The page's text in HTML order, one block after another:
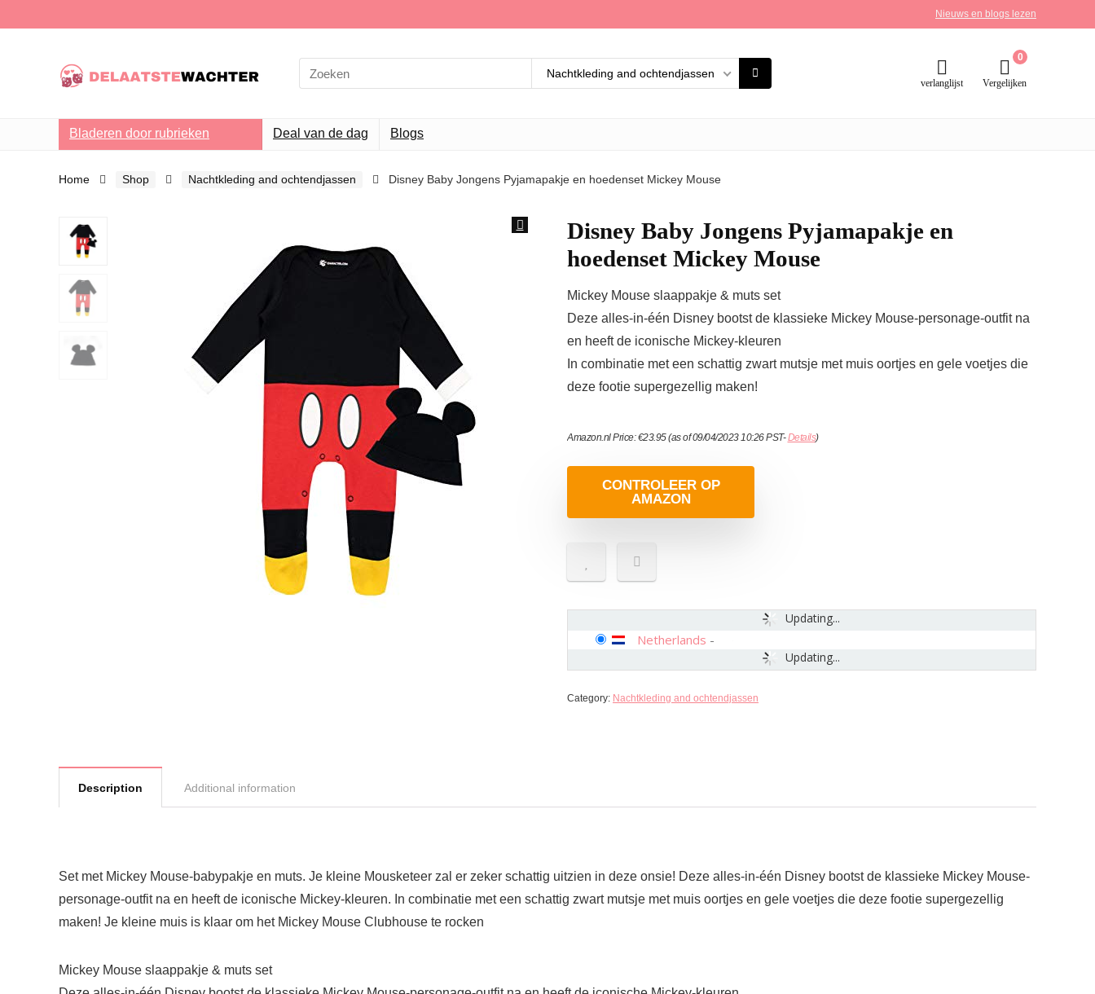
Nieuws en blogs lezen
Search
for:
Nachtkleding and ochtendjassen
verlanglijst
0
Vergelijken
Bladeren door rubrieken Deal van de dag Blogs
Home Shop Nachtkleding and ochtendjassen Disney Baby Jongens Pyjamapakje en hoedenset Mickey Mouse
Disney Baby Jongens Pyjamapakje en
hoedenset Mickey Mouse
Mickey Mouse slaappakje & muts set
Deze alles-in-één Disney bootst de klassieke Mickey Mouse-personage-outfit na
en heeft de iconische Mickey-kleuren
In combinatie met een schattig zwart mutsje met muis oortjes en gele voetjes die
deze footie supergezellig maken!
Amazon.nl Price:€23.95(as of 09/04/2023 10:26 PST-Details)
CONTROLEER OP
AMAZON
Updating...
Updating...
Netherlands -
Category: Nachtkleding and ochtendjassen
Description Additional information
Set met Mickey Mouse-babypakje en muts. Je kleine Mousketeer zal er zeker schattig uitzien in deze onsie! Deze alles-in-één Disney bootst de klassieke Mickey Mouse-
personage-outfit na en heeft de iconische Mickey-kleuren. In combinatie met een schattig zwart mutsje met muis oortjes en gele voetjes die deze footie supergezellig
maken! Je kleine muis is klaar om het Mickey Mouse Clubhouse te rocken
Mickey Mouse slaappakje & muts set